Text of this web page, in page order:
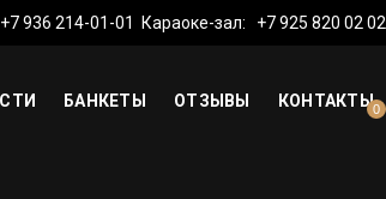
+7 936 214-01-01 Караоке-зал: +7 925 820 02 02
БАНКЕТЫ ОТЗЫВЫ КОНТАКТЫ0